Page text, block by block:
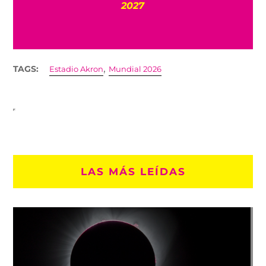
2027
TAGS: Estadio Akron, Mundial 2026
LAS MÁS LEÍDAS